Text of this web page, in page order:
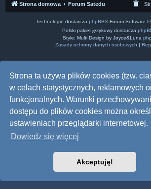
Strona ta używa plików cookies (tzw.
w celach statystycznych, reklamowych
funkcjonalnych. Warunki
dostępu do plików cookies można
ustawieniach przeglądarki internetowej.
Dowiedz się więcej
Akceptuję!
Strona domowa Forum Satedu
Technologię dostarcza phpBB® Forum Software
Polski pakiet językowy dostarcza
Style: Multi Design by Joyce&Luna
Zasady ochrony danych osobowych |